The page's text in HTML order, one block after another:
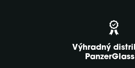
Výhradný